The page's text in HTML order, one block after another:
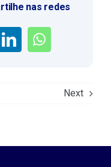
nas redes
Next